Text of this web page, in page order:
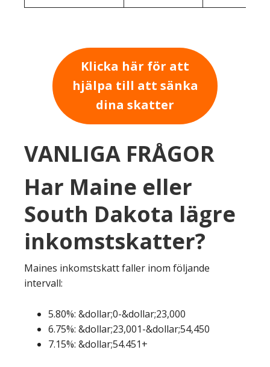
Klicka här för att
hjälpa till att sänka
dina skatter
VANLIGA FRÅGOR
Har Maine eller
South Dakota lägre
inkomstskatter?
Maines inkomstskatt faller inom följande
intervall:
5.80%: &dollar;0-&dollar;23,000
6.75%: &dollar;23,001-&dollar;54,450
7.15%: &dollar;54.451+